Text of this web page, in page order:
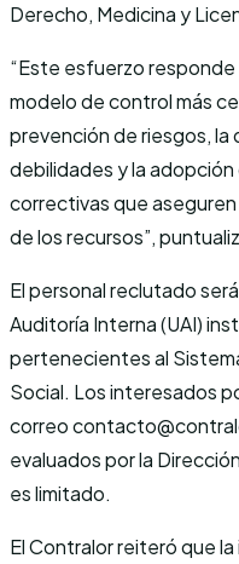
Derecho, Medicina y
“Este esfuerzo
modelo de control más
prevención de riesgos,
debilidades y la
correctivas que
de los recursos”,
El personal reclutado
Auditoría Interna (UAI)
pertenecientes al
Social. Los interesados
correo
evaluados por la
es limitado.
El Contralor reiteró que